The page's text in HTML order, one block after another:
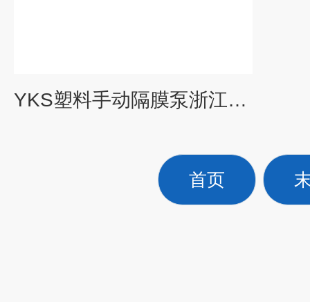
YKS塑料手动隔膜泵浙江手动双隔膜泵铸铁手摇隔膜泵紧急消防手动泵
首页